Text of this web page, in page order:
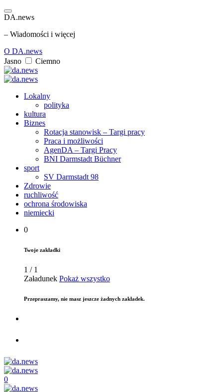
DA.news
– Wiadomości i więcej
O DA.news
Jasno
Ciemno
Lokalny
polityka
kultura
Biznes
Rotacja stanowisk – Targi pracy
Praca i możliwości
AgenDA – Targi Pracy
BNI Darmstadt Büchner
sport
SV Darmstadt 98
Zdrowie
ruchliwość
ochrona środowiska
niemiecki
0
Twoje zakładki
1 / 1
Załadunek Pokaż wszystko
Przepraszamy, nie masz jeszcze żadnych zakładek.
0